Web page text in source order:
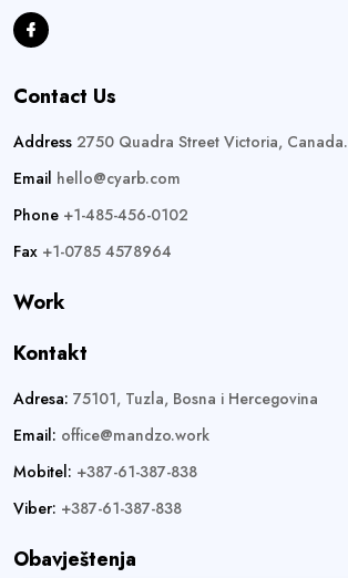
Contact Us
Address 2750 Quadra Street Victoria, Canada.
Email hello@cyarb.com
Phone +1-485-456-0102
Fax +1-0785 4578964
Work
Kontakt
Adresa: 75101, Tuzla, Bosna i Hercegovina
Email: office@mandzo.work
Mobitel: +387-61-387-838
Viber: +387-61-387-838
Obavještenja